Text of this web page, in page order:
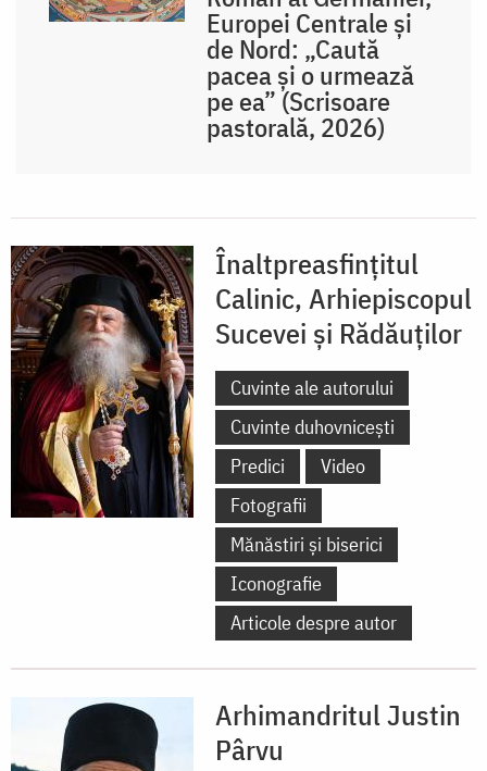
Europei Centrale și
de Nord: „Caută
pacea și o urmează
pe ea” (Scrisoare
pastorală, 2026)
Înaltpreasfințitul
Calinic, Arhiepiscopul
Sucevei și Rădăuților
Cuvinte ale autorului
Cuvinte duhovnicești
Predici
Video
Fotografii
Mănăstiri și biserici
Iconografie
Articole despre autor
Arhimandritul Justin
Pârvu